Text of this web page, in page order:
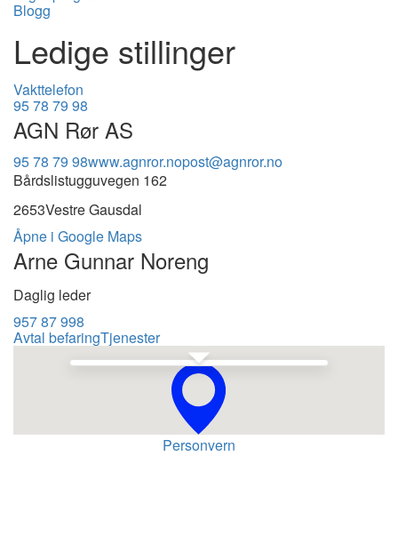
Blogg
Ledige stillinger
Vakttelefon
95 78 79 98
AGN Rør AS
95 78 79 98www.agnror.nopost@agnror.no
Bårdslistugguvegen 162
2653Vestre Gausdal
Åpne i Google Maps
Arne Gunnar Noreng
Daglig leder
957 87 998
Avtal befaringTjenester
Personvern